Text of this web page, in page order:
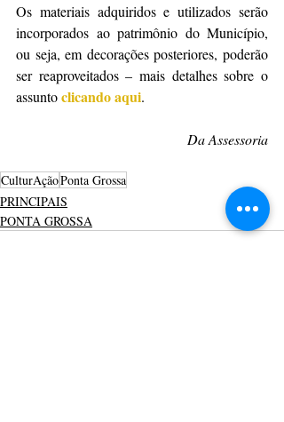
Os materiais adquiridos e utilizados serão
incorporados ao patrimônio do Município,
ou seja, em decorações posteriores, poderão
ser reaproveitados – mais detalhes sobre o
assunto clicando aqui.
Da Assessoria
CulturAçãoPonta Grossa
PRINCIPAIS
PONTA GROSSA